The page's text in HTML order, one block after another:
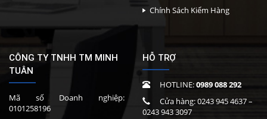
Chính Sách Kiểm Hàng
CÔNG TY TNHH TM MINH
TUÂN
Mã số Doanh nghiệp:
0101258196
HỖ TRỢ
HOTLINE:0989 088 292
Cửa hàng:0243 945 4637–
0243 943 3097